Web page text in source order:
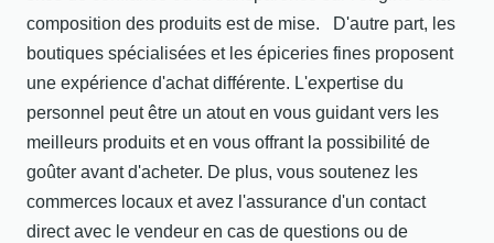
composition des produits est de mise. D'autre part, les
boutiques spécialisées et les épiceries fines proposent
une expérience d'achat différente. L'expertise du
personnel peut être un atout en vous guidant vers les
meilleurs produits et en vous offrant la possibilité de
goûter avant d'acheter. De plus, vous soutenez les
commerces locaux et avez l'assurance d'un contact
direct avec le vendeur en cas de questions ou de